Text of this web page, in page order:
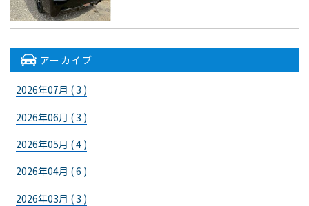
アーカイブ
2026年07月 ( 3 )
2026年06月 ( 3 )
2026年05月 ( 4 )
2026年04月 ( 6 )
2026年03月 ( 3 )